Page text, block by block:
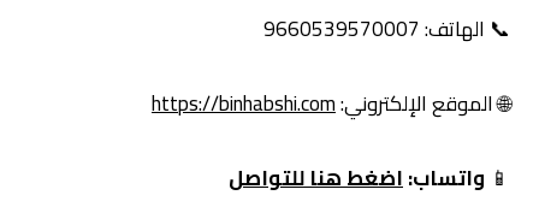
📞 الهاتف: 9660539570007
🌐 الموقع الإلكتروني:https://binhabshi.com
📱 واتساب:اضغط هنا للتواصل